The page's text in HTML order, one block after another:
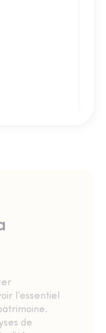
l’essentiel
de